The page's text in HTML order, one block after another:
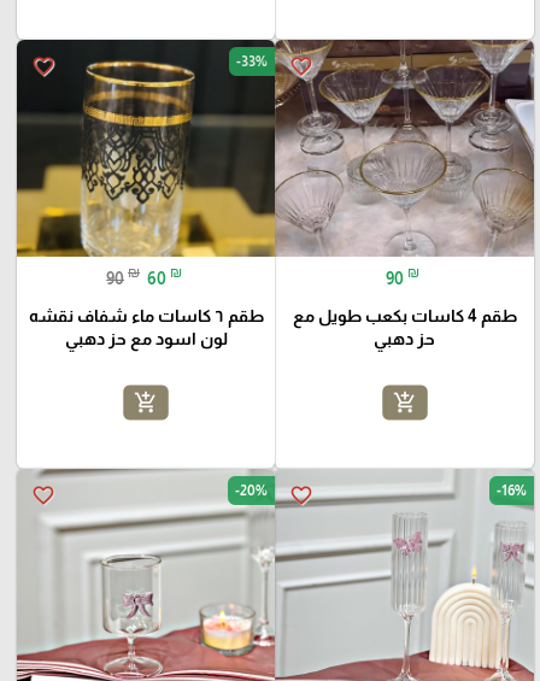
favorite_border
90 ₪
طقم 4 كاسات بكعب طويل مع
حز دهبي
add_shopping_cart
favorite_border -33%
90 ₪ 60 ₪
طقم ٦ كاسات ماء شفاف نقشه
لون اسود مع حز دهبي
add_shopping_cart
favorite_border -16%
favorite_border -20%